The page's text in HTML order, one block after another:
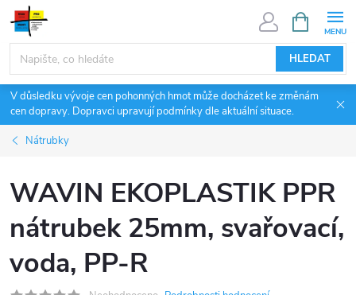
Přejít
obsah
HLEDAT
NÁKUPNÍ
KOŠÍK
V důsledku vývoje cen pohonných hmot může docházet ke změnám
cen dopravy. Dopravci upravují podmínky dle aktuální situace.
Nátrubky
WAVIN EKOPLASTIK PPR
nátrubek 25mm, svařovací,
voda, PP-R